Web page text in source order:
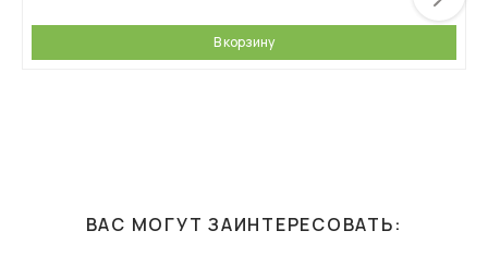
В корзину
ВАС МОГУТ ЗАИНТЕРЕСОВАТЬ: